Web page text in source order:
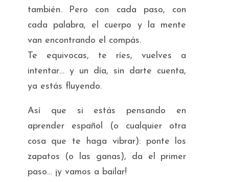
también. Pero con cada paso, con
cada palabra, el cuerpo y la mente
van encontrando el compás.
Te equivocas, te ríes, vuelves a
intentar… y un día, sin darte cuenta,
ya estás fluyendo.
Así que si estás pensando en
aprender español (o cualquier otra
cosa que te haga vibrar): ponte los
zapatos (o las ganas), da el primer
paso… ¡y vamos a bailar!